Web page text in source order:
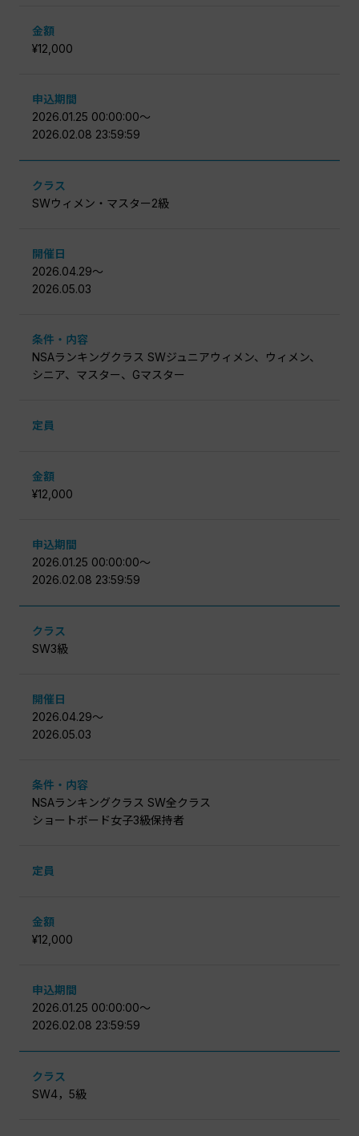
金額
¥12,000
申込期間
2026.01.25 00:00:00〜
2026.02.08 23:59:59
クラス
SWウィメン・マスター2級
開催日
2026.04.29〜
2026.05.03
条件・内容
NSAランキングクラス SWジュニアウィメン、ウィメン、
シニア、マスター、Gマスター
定員
金額
¥12,000
申込期間
2026.01.25 00:00:00〜
2026.02.08 23:59:59
クラス
SW3級
開催日
2026.04.29〜
2026.05.03
条件・内容
NSAランキングクラス SW全クラス
ショートボード女子3級保持者
定員
金額
¥12,000
申込期間
2026.01.25 00:00:00〜
2026.02.08 23:59:59
クラス
SW4，5級